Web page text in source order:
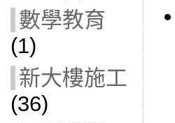
數學教育
(1)
新大樓施工
(36)